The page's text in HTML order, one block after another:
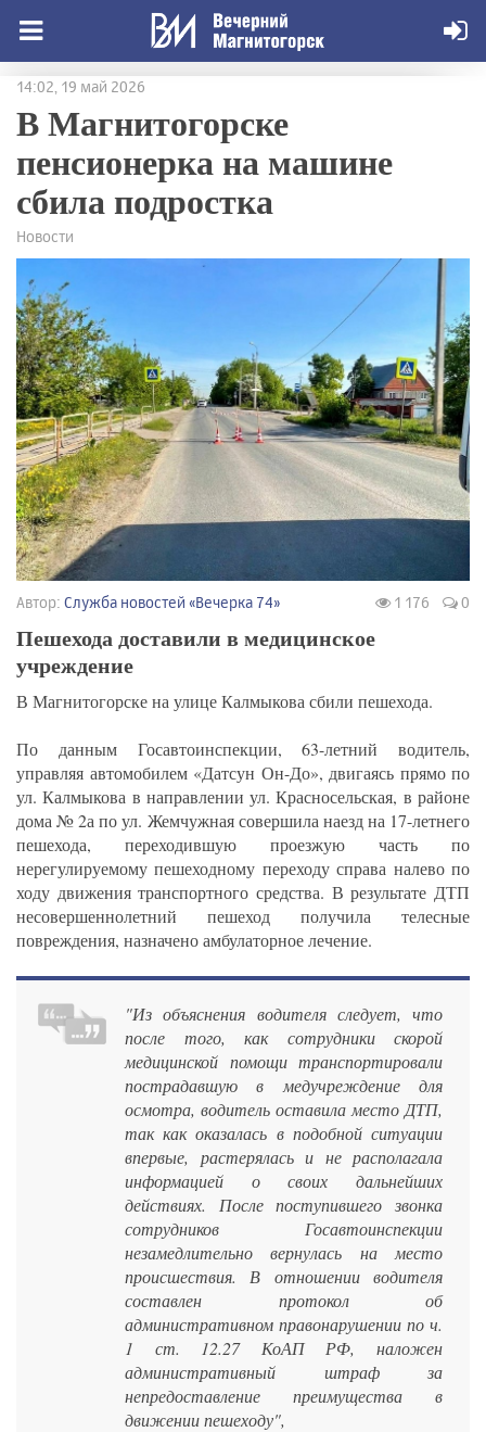
14:02, 19 май 2026
В Магнитогорске
пенсионерка на машине
сбила подростка
Новости
Автор: Служба новостей «Вечерка 74» 1 176 0
Пешехода доставили в медицинское
учреждение
В Магнитогорске на улице Калмыкова сбили пешехода.
По данным Госавтоинспекции, 63-летний водитель,
управляя автомобилем «Датсун Он-До», двигаясь прямо по
ул. Калмыкова в направлении ул. Красносельская, в районе
дома № 2а по ул. Жемчужная совершила наезд на 17-летнего
пешехода, переходившую проезжую часть по
нерегулируемому пешеходному переходу справа налево по
ходу движения транспортного средства. В результате ДТП
несовершеннолетний пешеход получила телесные
повреждения, назначено амбулаторное лечение.
"Из объяснения водителя следует, что
после того, как сотрудники скорой
медицинской помощи транспортировали
пострадавшую в медучреждение для
осмотра, водитель оставила место ДТП,
так как оказалась в подобной ситуации
впервые, растерялась и не располагала
информацией о своих дальнейших
действиях. После поступившего звонка
сотрудников Госавтоинспекции
незамедлительно вернулась на место
происшествия. В отношении водителя
составлен протокол об
административном правонарушении по ч.
1 ст. 12.27 КоАП РФ, наложен
административный штраф за
непредоставление преимущества в
движении пешеходу",